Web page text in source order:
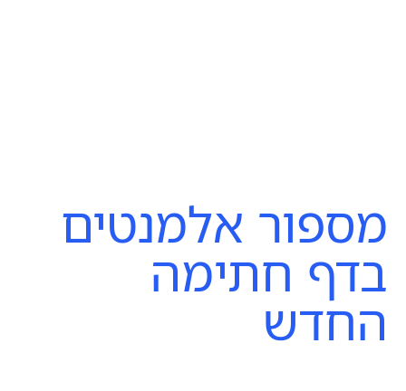
מספור אלמנטים
בדף חתימה
החדש